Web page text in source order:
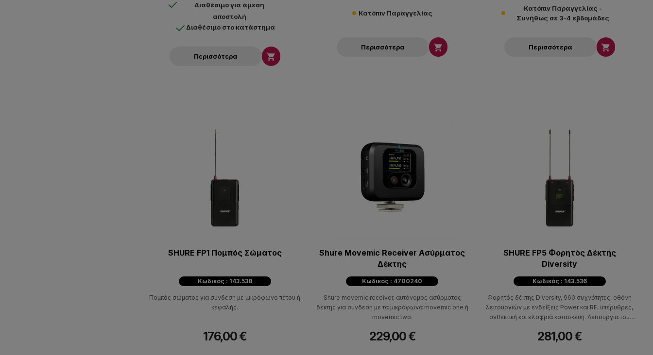
Διαθέσιμο για άμεση
αποστολή
Διαθέσιμο στο κατάστημα
Περισσότερα 
Κατόπιν Παραγγελίας
Περισσότερα 
Κατόπιν Παραγγελίας -
Συνήθως σε 3-4 εβδομάδες
Περισσότερα 
SHURE FP1 Πομπός Σώματος
Κωδικός : 143.538
Πομπός σώματος για σύνδεση με μικρόφωνο πέτου ή
κεφαλής.
176,00 €
Shure Movemic Receiver Ασύρματος
Δέκτης
Κωδικός : 4700240
Shure movemic receiver, αυτόνομος ασύρματος
δέκτης για σύνδεση με τα μικρόφωνα movemic one ή
movemic two.
229,00 €
SHURE FP5 Φορητός Δέκτης
Diversity
Κωδικός : 143.536
Φορητός δέκτης Diversity, 960 συχνότητες, οθόνη
λειτουργιών με ενδείξεις Power και RF, υπέρυθρες,
ανθεκτική και ελαφριά κατασκευή. Λειτουργία του
281,00 €